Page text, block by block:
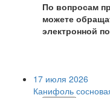
По вопросам
можете
электронной
17 июля 2026
Канифоль